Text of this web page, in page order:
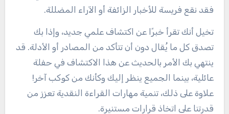
فقد نقع فريسة للأخبار الزائفة أو الآراء المضللة.
تخيل أنك تقرأ خبرًا عن اكتشاف علمي جديد، وإذا بك
تصدق كل ما يُقال دون أن تتأكد من المصادر أو الأدلة. قد
ينتهي بك الأمر بالحديث عن هذا الاكتشاف في حفلة
عائلية، بينما الجميع ينظر إليك وكأنك من كوكب آخر!
علاوة على ذلك، تنمية مهارات القراءة النقدية تعزز من
قدرتنا على اتخاذ قرارات مستنيرة.